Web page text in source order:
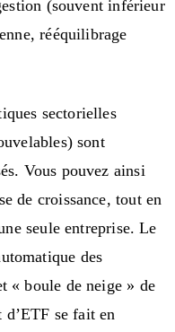
(souvent inférieur
rééquilibrage
sectorielles
sont
Vous pouvez ainsi
de croissance, tout en
seule entreprise. Le
des
« boule de neige » de
se fait en